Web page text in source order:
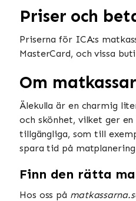
Priser och
Priserna för ICA:s
MasterCard, och vissa
Om
Älekulla är en charmig
och skönhet, vilket ger
tillgängliga, som till
spara tid på
Finn den rätta
Hos oss på